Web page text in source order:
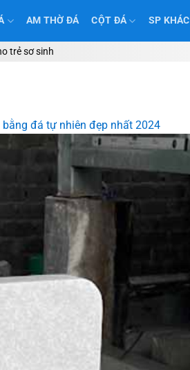
AM THỜ ĐÁ CỘT ĐÁ SP KHÁC
trẻ sơ sinh
đá tự nhiên đẹp nhất 2024